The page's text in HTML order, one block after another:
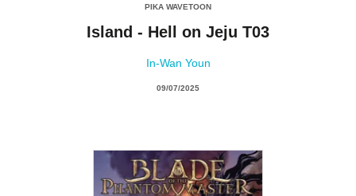
PIKA WAVETOON
Island - Hell on Jeju T03
In-Wan Youn
09/07/2025